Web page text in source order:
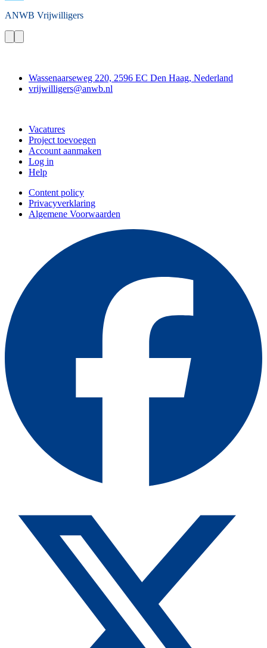
ANWB Vrijwilligers
Wassenaarseweg 220, 2596 EC Den Haag, Nederland
vrijwilligers@anwb.nl
Vacatures
Project toevoegen
Account aanmaken
Log in
Help
Content policy
Privacyverklaring
Algemene Voorwaarden